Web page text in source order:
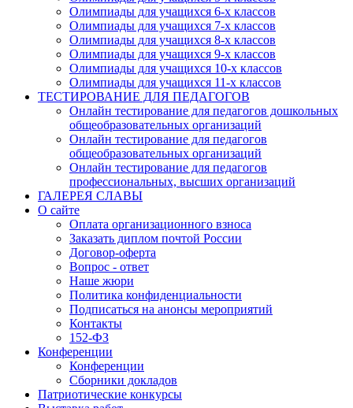
Олимпиады для учащихся 6-х классов
Олимпиады для учащихся 7-х классов
Олимпиады для учащихся 8-х классов
Олимпиады для учащихся 9-х классов
Олимпиады для учащихся 10-х классов
Олимпиады для учащихся 11-х классов
ТЕСТИРОВАНИЕ ДЛЯ ПЕДАГОГОВ
Онлайн тестирование для педагогов дошкольных
общеобразовательных организаций
Онлайн тестирование для педагогов
общеобразовательных организаций
Онлайн тестирование для педагогов
профессиональных, высших организаций
ГАЛЕРЕЯ СЛАВЫ
О сайте
Оплата организационного взноса
Заказать диплом почтой России
Договор-оферта
Вопрос - ответ
Наше жюри
Политика конфиденциальности
Подписаться на анонсы мероприятий
Контакты
152-ФЗ
Конференции
Конференции
Сборники докладов
Патриотические конкурсы